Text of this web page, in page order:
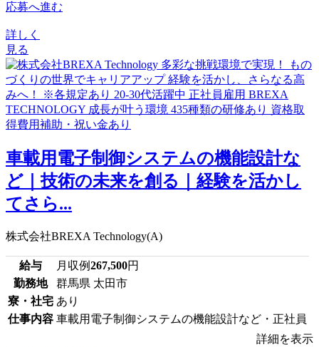
応募へ進む
詳しく
見る
車載用電子制御システムの機能設計な
ど｜技術の未来を創る｜経験を活かし
てさら...
株式会社BREXA Technology(A)
給与 月収例267,500円
勤務地
群馬県 太田市
寮・社宅 あり
仕事内容 車載用電子制御システムの機能設計など・正社員
詳細を表示